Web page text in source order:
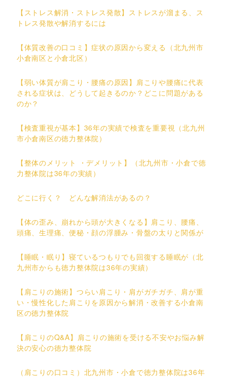
【ストレス解消・ストレス発散】ストレスが溜まる、ス
トレス発散や解消するには
【体質改善の口コミ】症状の原因から変える（北九州市
小倉南区と小倉北区）
【弱い体質が肩こり・腰痛の原因】肩こりや腰痛に代表
される症状は、どうして起きるのか？どこに問題がある
のか？
【検査重視が基本】36年の実績で検査を重要視（北九州
市小倉南区の徳力整体院）
【整体のメリット ・デメリット】（北九州市・小倉で徳
力整体院は36年の実績）
どこに行く？ どんな解消法があるの？
【体の歪み、崩れから頭が大きくなる】肩こり、腰痛、
頭痛、生理痛、便秘・顔の浮腫み・骨盤の太りと関係が
【睡眠・眠り】寝ているつもりでも回復する睡眠が（北
九州市からも徳力整体院は36年の実績）
【肩こりの施術】つらい肩こり・肩がガチガチ、肩が重
い・慢性化した肩こりを原因から解消・改善する小倉南
区の徳力整体院
【肩こりのQ&A】肩こりの施術を受ける不安やお悩み解
決の安心の徳力整体院
（肩こりの口コミ）北九州市・小倉で徳力整体院は36年